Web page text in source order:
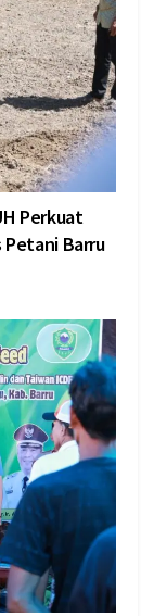
Perkuat
Barru